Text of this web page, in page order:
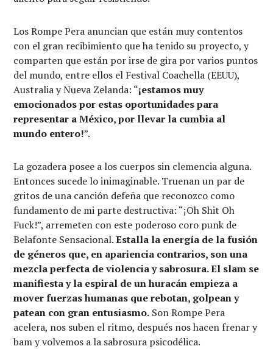
Los Rompe Pera anuncian que están muy contentos
con el gran recibimiento que ha tenido su proyecto, y
comparten que están por irse de gira por varios puntos
del mundo, entre ellos el Festival Coachella (EEUU),
Australia y Nueva Zelanda: “¡estamos muy
emocionados por estas oportunidades para
representar a México, por llevar la cumbia al
mundo entero!”.
La gozadera posee a los cuerpos sin clemencia alguna.
Entonces sucede lo inimaginable. Truenan un par de
gritos de una canción defeña que reconozco como
fundamento de mi parte destructiva: “¡Oh Shit Oh
Fuck!”, arremeten con este poderoso coro punk de
Belafonte Sensacional.Estalla la energía de la fusión
de géneros que, en apariencia contrarios, son una
mezcla perfecta de violencia y sabrosura. El slam se
manifiesta y la espiral de un huracán empieza a
mover fuerzas humanas que rebotan, golpean y
patean con gran entusiasmo. Son Rompe Pera
acelera, nos suben el ritmo, después nos hacen frenar y
bam y volvemos a la sabrosura psicodélica.